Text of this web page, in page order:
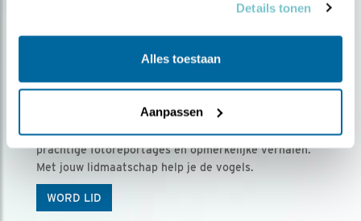
Details tonen
Alles toestaan
Aanpassen
Ontvang 5 x Vogels voor € 36,00 per jaar
Vogels is het tijdschrift voor onze leden, met
prachtige fotoreportages en opmerkelijke verhalen.
Met jouw lidmaatschap help je de vogels.
WORD LID